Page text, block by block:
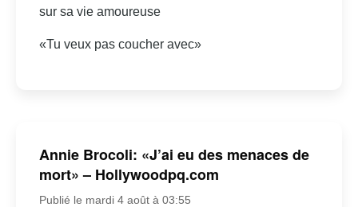
sur sa vie amoureuse
«Tu veux pas coucher avec»
Annie Brocoli: «J’ai eu des menaces de
mort» – Hollywoodpq.com
Publié le mardi 4 août à 03:55